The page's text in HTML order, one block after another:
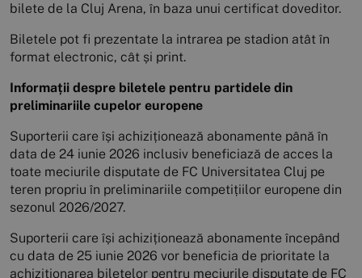
bilete de la Cluj Arena, în baza unui certificat doveditor.
Biletele pot fi prezentate la intrarea pe stadion atât în
format electronic, cât și print.
Informații despre biletele pentru partidele din
preliminariile cupelor europene
Suporterii care își achiziționează abonamente până în
data de 24 iunie 2026 inclusiv beneficiază de acces la
toate meciurile disputate de FC Universitatea Cluj pe
teren propriu în preliminariile competițiilor europene din
sezonul 2026/2027.
Suporterii care își achiziționează abonamente începând
cu data de 25 iunie 2026 vor beneficia de prioritate la
achiziționarea biletelor pentru meciurile disputate de FC